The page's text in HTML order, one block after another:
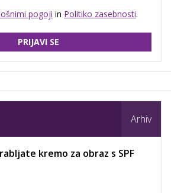
pogoji in Politiko zasebnosti.
PRIJAVI SE
Arhiv
kremo za obraz s SPF